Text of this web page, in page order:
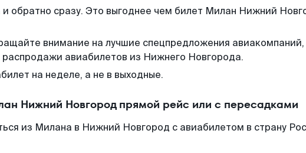
и обратно сразу. Это выгоднее чем билет Милан Нижний
внимание на лучшие спецпредложения авиакомпаний,
распродажи авиабилетов из Нижнего Новгорода.
на неделе, а не в выходные.
Нижний Новгород прямой рейс или с пересадками
из Милана в Нижний Новгород с авиабилетом в страну